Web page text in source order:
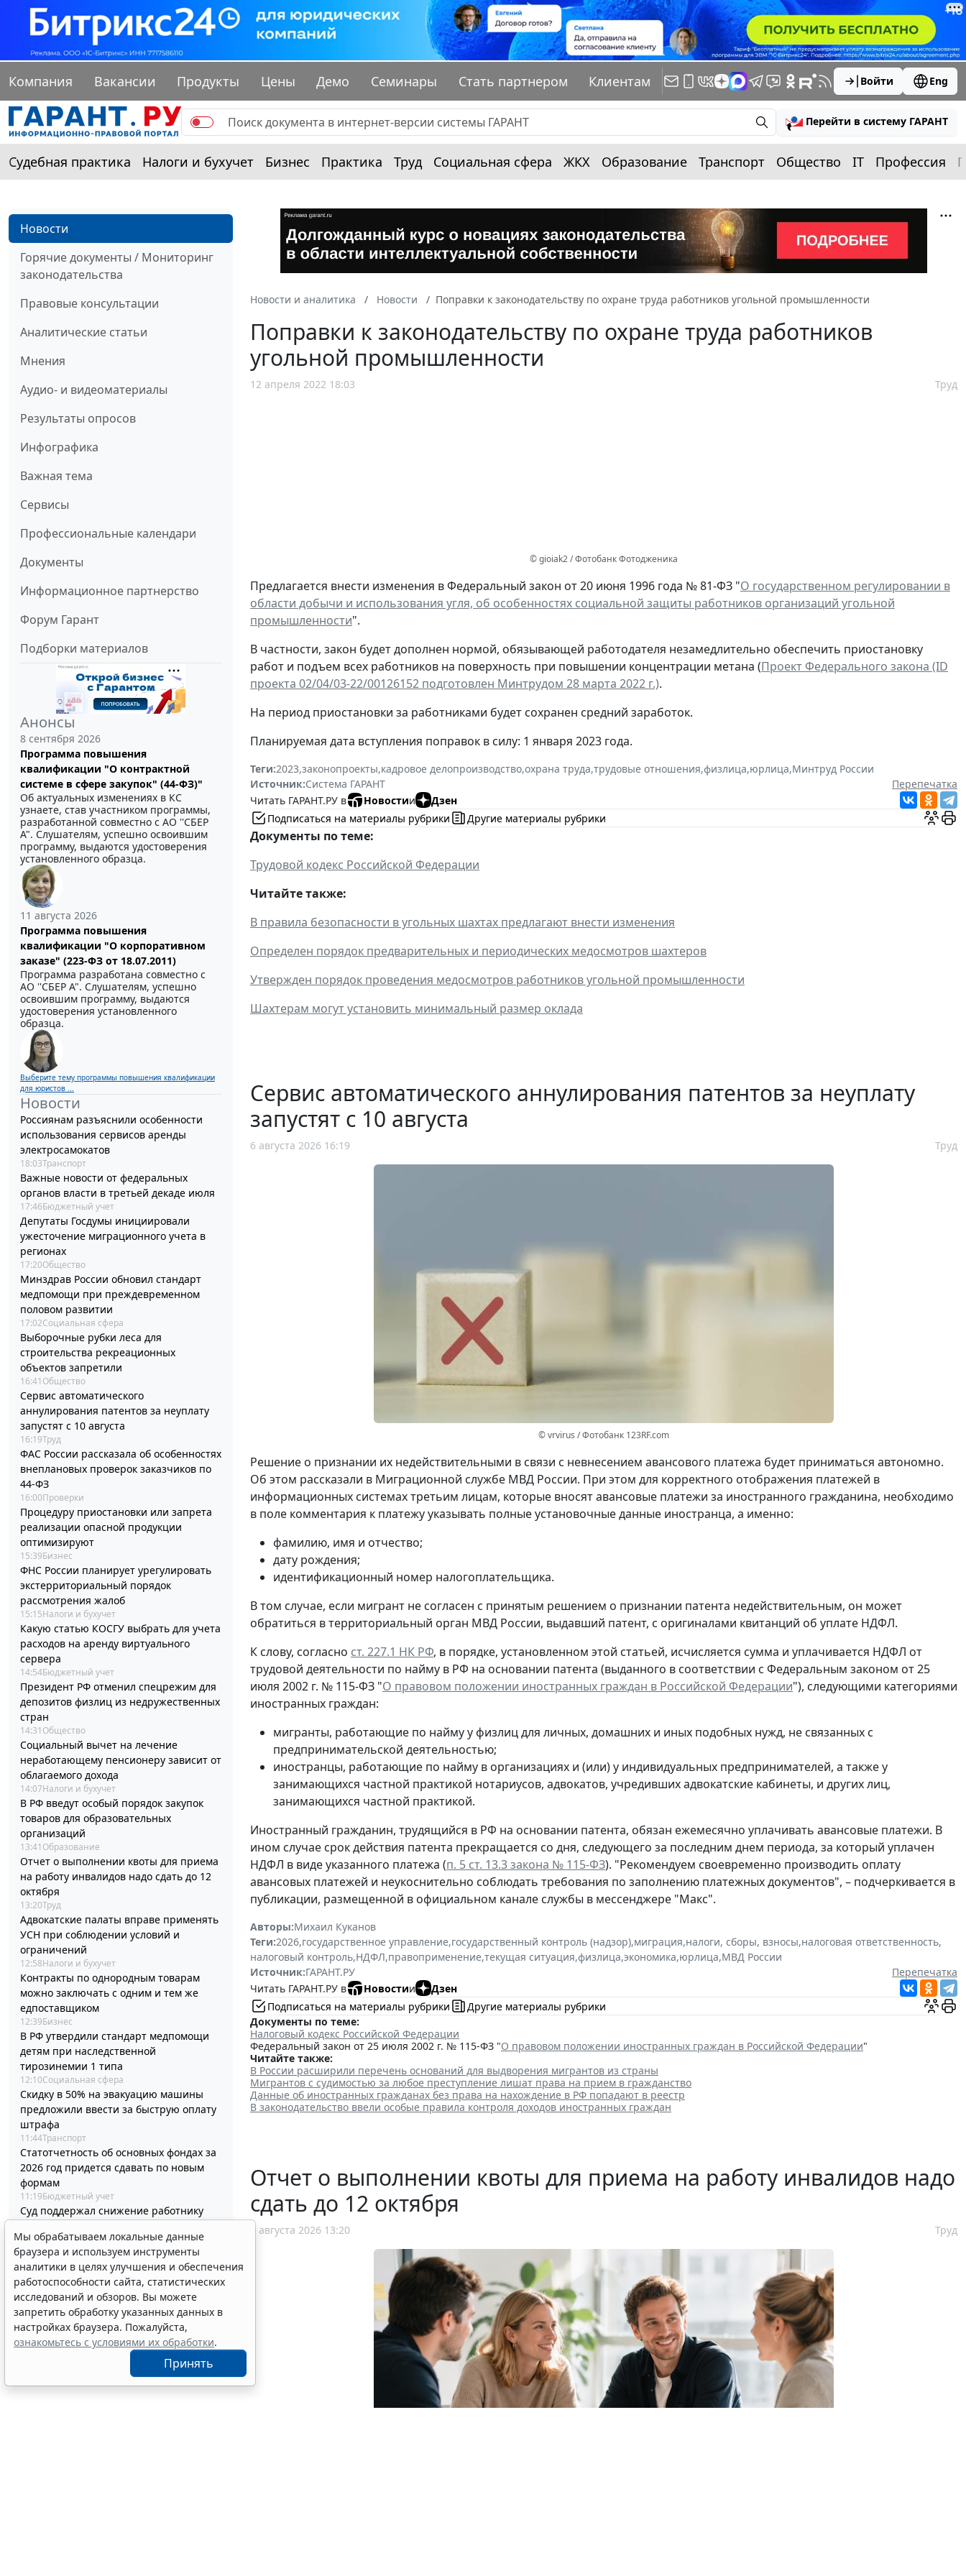
Компания Вакансии Продукты Цены Демо Семинары Стать партнером Клиентам Войти Eng
Перейти в систему ГАРАНТ
Судебная практика Налоги и бухучет Бизнес Практика Труд Социальная сфера ЖКХ Образование Транспорт Общество IT Профессия
Новости
Горячие документы / Мониторинг
законодательства
Правовые консультации
Аналитические статьи
Мнения
Аудио- и видеоматериалы
Результаты опросов
Инфографика
Важная тема
Сервисы
Профессиональные календари
Документы
Информационное партнерство
Форум Гарант
Подборки материалов
Анонсы
8 сентября 2026
Программа повышения
квалификации "О контрактной
системе в сфере закупок" (44-ФЗ)"
Об актуальных изменениях в КС
узнаете, став участником программы,
разработанной совместно с АО ''СБЕР
А". Слушателям, успешно освоившим
программу, выдаются удостоверения
установленного образца.
11 августа 2026
Программа повышения
квалификации "О корпоративном
заказе" (223-ФЗ от 18.07.2011)
Программа разработана совместно с
АО ''СБЕР А". Слушателям, успешно
освоившим программу, выдаются
удостоверения установленного
образца.
Выберите тему программы повышения квалификации
для юристов ...
Новости
Россиянам разъяснили особенности
использования сервисов аренды
электросамокатов
18:03Транспорт
Важные новости от федеральных
органов власти в третьей декаде июля
17:46Бюджетный учет
Депутаты Госдумы инициировали
ужесточение миграционного учета в
регионах
17:20Общество
Минздрав России обновил стандарт
медпомощи при преждевременном
половом развитии
17:02Социальная сфера
Выборочные рубки леса для
строительства рекреационных
объектов запретили
16:41 Общество
Сервис автоматического
аннулирования патентов за неуплату
запустят с 10 августа
16:19Труд
ФАС России рассказала об особенностях
внеплановых проверок заказчиков по
44-ФЗ
16:00Проверки
Процедуру приостановки или запрета
реализации опасной продукции
оптимизируют
15:39Бизнес
ФНС России планирует урегулировать
экстерриториальный порядок
рассмотрения жалоб
15:15Налоги и бухучет
Какую статью КОСГУ выбрать для учета
расходов на аренду виртуального
сервера
14:54Бюджетный учет
Президент РФ отменил спецрежим для
депозитов физлиц из недружественных
стран
14:31 Общество
Социальный вычет на лечение
неработающему пенсионеру зависит от
облагаемого дохода
14:07Налоги и бухучет
В РФ введут особый порядок закупок
товаров для образовательных
организаций
13:41 Образование
Отчет о выполнении квоты для приема
на работу инвалидов надо сдать до 12
октября
13:20Труд
Адвокатские палаты вправе применять
УСН при соблюдении условий и
ограничений
12:58Налоги и бухучет
Контракты по однородным товарам
можно заключать с одним и тем же
едпоставщиком
12:39Бизнес
В РФ утвердили стандарт медпомощи
детям при наследственной
тирозинемии 1 типа
12:10Социальная сфера
Скидку в 50% на эвакуацию машины
предложили ввести за быструю оплату
штрафа
11:44Транспорт
Статотчетность об основных фондах за
2026 год придется сдавать по новым
формам
11:19Бюджетный учет
Суд поддержал снижение работнику
празднику
10:58Судебная практика
Новости и аналитика Новости Поправки к законодательству по охране труда работников угольной промышленности
Поправки к законодательству по охране труда работников
угольной промышленности
12 апреля 2022 18:03 Труд
© gioiak2 / Фотобанк Фотодженика
Предлагается внести изменения в Федеральный закон от 20 июня 1996 года № 81-ФЗ "О государственном регулировании в
области добычи и использования угля, об особенностях социальной защиты работников организаций угольной
промышленности".
В частности, закон будет дополнен нормой, обязывающей работодателя незамедлительно обеспечить приостановку
работ и подъем всех работников на поверхность при повышении концентрации метана (Проект Федерального закона (ID
проекта 02/04/03-22/00126152 подготовлен Минтрудом 28 марта 2022 г.).
На период приостановки за работниками будет сохранен средний заработок.
Планируемая дата вступления поправок в силу: 1 января 2023 года.
Теги:2023,законопроекты,кадровое делопроизводство,охрана труда,трудовые отношения,физлица,юрлица,Минтруд России
Источник:Система ГАРАНТ
Перепечатка
Читать ГАРАНТ.РУ в
Новостии
Дзен
Подписаться на материалы рубрики
Другие материалы рубрики
Документы по теме:
Трудовой кодекс Российской Федерации
Читайте также:
В правила безопасности в угольных шахтах предлагают внести изменения
Определен порядок предварительных и периодических медосмотров шахтеров
Утвержден порядок проведения медосмотров работников угольной промышленности
Шахтерам могут установить минимальный размер оклада
Сервис автоматического аннулирования патентов за неуплату
запустят с 10 августа
6 августа 2026 16:19 Труд
© vrvirus / Фотобанк 123RF.com
Решение о признании их недействительными в связи с невнесением авансового платежа будет приниматься автономно.
Об этом рассказали в Миграционной службе МВД России. При этом для корректного отображения платежей в
информационных системах третьим лицам, которые вносят авансовые платежи за иностранного гражданина, необходимо
в поле комментария к платежу указывать полные установочные данные иностранца, а именно:
фамилию, имя и отчество;
дату рождения;
идентификационный номер налогоплательщика.
В том случае, если мигрант не согласен с принятым решением о признании патента недействительным, он может
обратиться в территориальный орган МВД России, выдавший патент, с оригиналами квитанций об уплате НДФЛ.
К слову, согласно ст. 227.1 НК РФ, в порядке, установленном этой статьей, исчисляется сумма и уплачивается НДФЛ от
трудовой деятельности по найму в РФ на основании патента (выданного в соответствии с Федеральным законом от 25
июля 2002 г. № 115-ФЗ "О правовом положении иностранных граждан в Российской Федерации"), следующими категориями
иностранных граждан:
мигранты, работающие по найму у физлиц для личных, домашних и иных подобных нужд, не связанных с
предпринимательской деятельностью;
иностранцы, работающие по найму в организациях и (или) у индивидуальных предпринимателей, а также у
занимающихся частной практикой нотариусов, адвокатов, учредивших адвокатские кабинеты, и других лиц,
занимающихся частной практикой.
Иностранный гражданин, трудящийся в РФ на основании патента, обязан ежемесячно уплачивать авансовые платежи. В
ином случае срок действия патента прекращается со дня, следующего за последним днем периода, за который уплачен
НДФЛ в виде указанного платежа (п. 5 ст. 13.3 закона № 115-ФЗ). "Рекомендуем своевременно производить оплату
авансовых платежей и неукоснительно соблюдать требования по заполнению платежных документов", – подчеркивается в
публикации, размещенной в официальном канале службы в мессенджере "Макс".
Авторы:Михаил Куканов
Теги:2026,государственное управление,государственный контроль (надзор),миграция,налоги, сборы, взносы,налоговая ответственность,
налоговый контроль,НДФЛ,правоприменение,текущая ситуация,физлица,экономика,юрлица,МВД России
Источник:ГАРАНТ.РУ
Перепечатка
Читать ГАРАНТ.РУ в
Новостии
Дзен
Подписаться на материалы рубрики
Другие материалы рубрики
Документы по теме:
Налоговый кодекс Российской Федерации
Федеральный закон от 25 июля 2002 г. № 115-ФЗ "О правовом положении иностранных граждан в Российской Федерации"
Читайте также:
В России расширили перечень оснований для выдворения мигрантов из страны
Мигрантов с судимостью за любое преступление лишат права на прием в гражданство
Данные об иностранных гражданах без права на нахождение в РФ попадают в реестр
В законодательство ввели особые правила контроля доходов иностранных граждан
Отчет о выполнении квоты для приема на работу инвалидов надо
сдать до 12 октября
6 августа 2026 13:20 Труд
Мы обрабатываем локальные данные
браузера и используем инструменты
аналитики в целях улучшения и обеспечения
работоспособности сайта, статистических
исследований и обзоров. Вы можете
запретить обработку указанных данных в
настройках браузера. Пожалуйста,
ознакомьтесь с условиями их обработки.
Принять